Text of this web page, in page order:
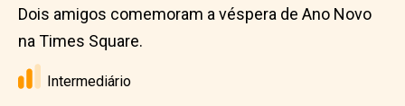
Dois amigos comemoram a véspera de Ano Novo
na Times Square.
Intermediário